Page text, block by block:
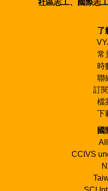
社區志工、國際志
了
常
時
聯
訂
檔
下
國
CCIVS